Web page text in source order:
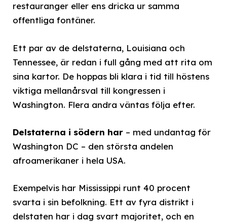
restauranger eller ens dricka ur samma
offentliga fontäner.
Ett par av de delstaterna, Louisiana och
Tennessee, är redan i full gång med att rita om
sina kartor. De hoppas bli klara i tid till höstens
viktiga mellanårsval till kongressen i
Washington. Flera andra väntas följa efter.
Delstaterna i södern har – med undantag för
Washington DC – den största andelen
afroamerikaner i hela USA.
Exempelvis har Mississippi runt 40 procent
svarta i sin befolkning. Ett av fyra distrikt i
delstaten har i dag svart majoritet, och en